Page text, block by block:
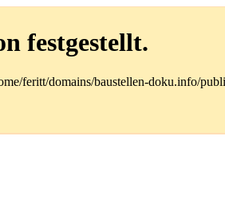
festgestellt.
feritt/domains/baustellen-doku.info/